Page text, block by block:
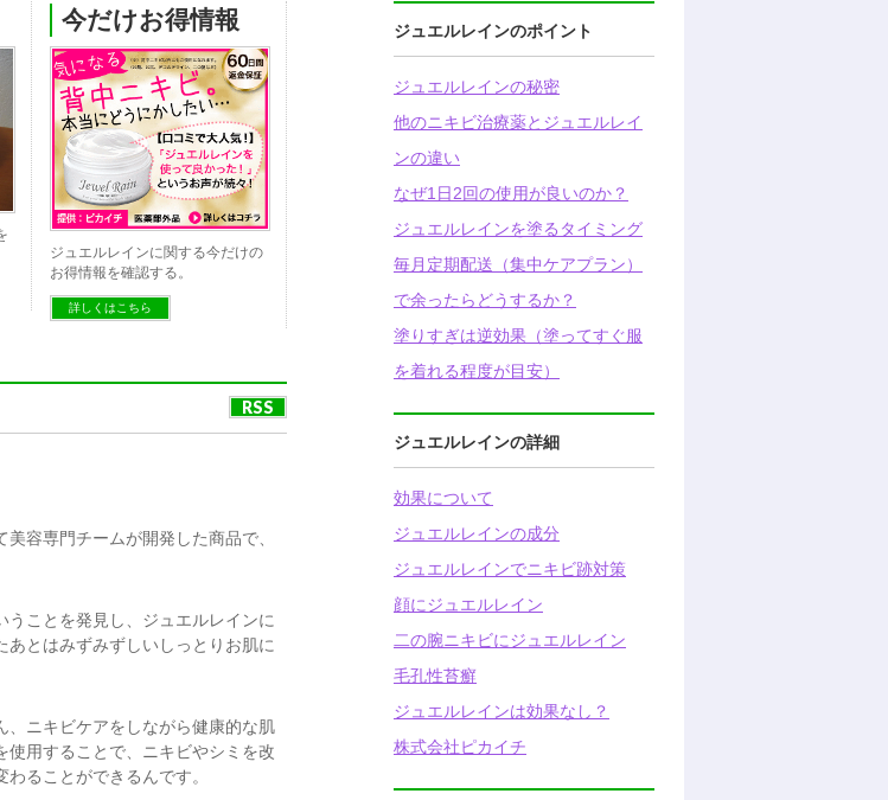
今だけお得情報
ジュエルレインに関する今だけの
お得情報を確認する。
詳しくはこちら
RSS
容専門チームが開発した商品で、
ことを発見し、ジュエルレインに
とはみずみずしいしっとりお肌に
、ニキビケアをしながら健康的な肌
用することで、ニキビやシミを改
ることができるんです。
ジュエルレインのポイント
ジュエルレインの秘密
他のニキビ治療薬とジュエルレイ
ンの違い
なぜ1日2回の使用が良いのか？
ジュエルレインを塗るタイミング
毎月定期配送（集中ケアプラン）
で余ったらどうするか？
塗りすぎは逆効果（塗ってすぐ服
を着れる程度が目安）
ジュエルレインの詳細
効果について
ジュエルレインの成分
ジュエルレインでニキビ跡対策
顔にジュエルレイン
二の腕ニキビにジュエルレイン
毛孔性苔癬
ジュエルレインは効果なし？
株式会社ピカイチ